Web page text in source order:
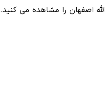
اصفهان را مشاهده می کنید.